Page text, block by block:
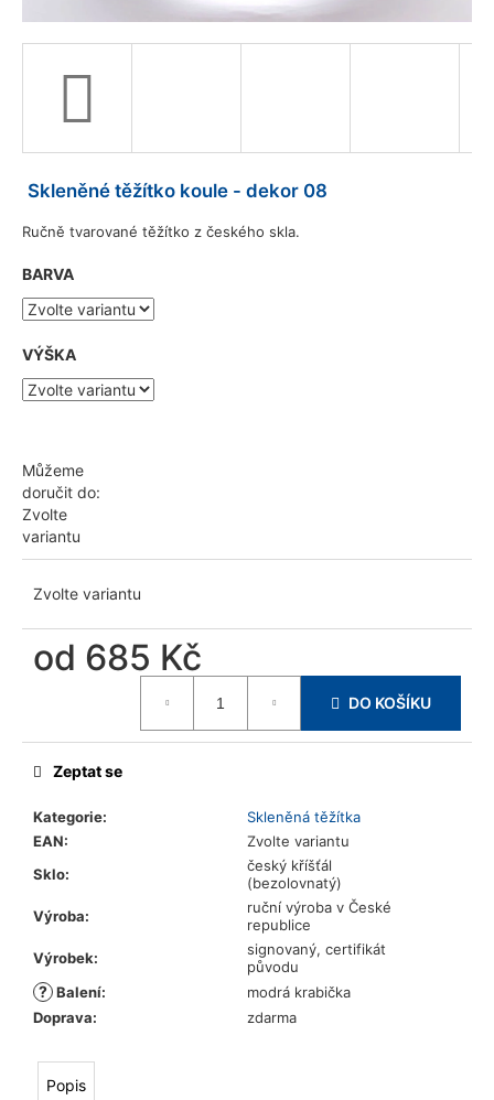
Skleněné těžítko koule - dekor 08
Ručně tvarované těžítko z českého skla.
BARVA
VÝŠKA
Můžeme
doručit do:
Zvolte
variantu
Zvolte variantu
od 685 Kč
DO KOŠÍKU
Kategorie:
Skleněná těžítka
EAN:
Zvolte variantu
Sklo:
český kříšťál
(bezolovnatý)
Výroba:
ruční výroba v České
republice
Výrobek:
signovaný, certifikát
původu
? Balení:
modrá krabička
Doprava: zdarma
Zeptat se
Popis
a
j
o
p
o
u
č
u
j
e
m